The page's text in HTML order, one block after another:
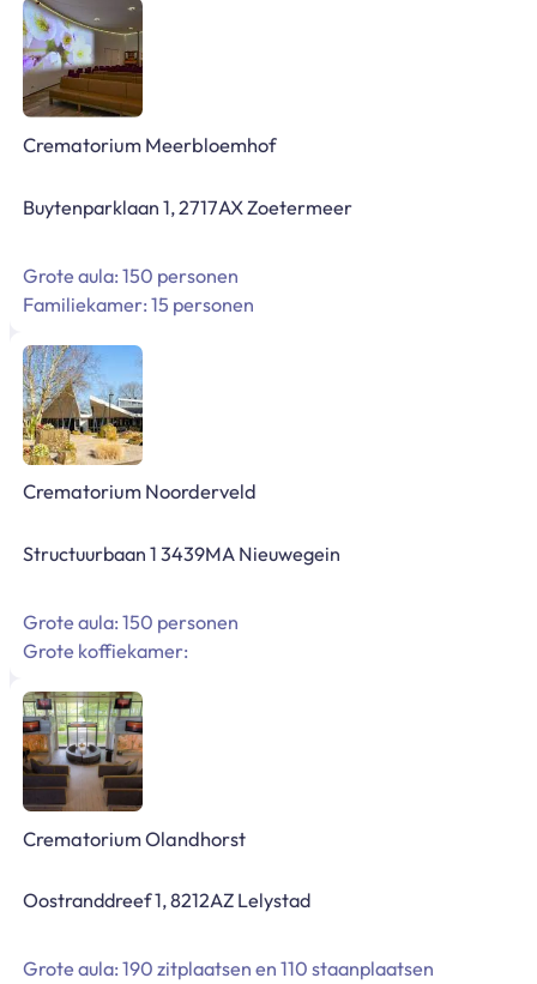
Crematorium Meerbloemhof
Buytenparklaan 1, 2717AX Zoetermeer
Grote aula: 150 personen
Familiekamer: 15 personen
Crematorium Noorderveld
Structuurbaan 1 3439MA Nieuwegein
Grote aula: 150 personen
Grote koffiekamer:
Crematorium Olandhorst
Oostranddreef 1, 8212AZ Lelystad
Grote aula: 190 zitplaatsen en 110 staanplaatsen